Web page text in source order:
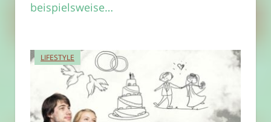
beispielsweise…
LIFESTYLE